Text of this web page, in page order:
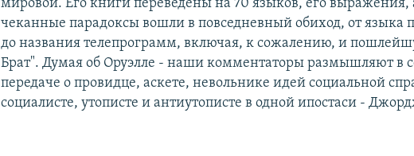
мировой. Его книги переведены на 70 языков, его
чеканные парадоксы вошли в повседневный обиход, от языка
до названия телепрограмм, включая, к сожалению, и
Брат". Думая об Оруэлле - наши комментаторы размышляют в
передаче о провидце, аскете, невольнике идей социальной
социалисте, утописте и антиутописте в одной ипостаси -